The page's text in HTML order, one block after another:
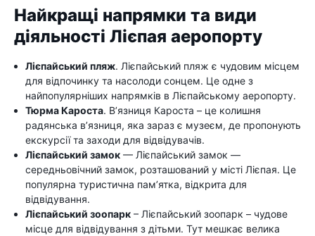
Найкращі напрямки та види
діяльності Лієпая аеропорту
Лієпайський пляж. Лієпайський пляж є чудовим місцем
для відпочинку та насолоди сонцем. Це одне з
найпопулярніших напрямків в Лієпайському аеропорту.
Тюрма Кароста. В’язниця Кароста – це колишня
радянська в’язниця, яка зараз є музеєм, де пропонують
екскурсії та заходи для відвідувачів.
Лієпайський замок — Лієпайський замок —
середньовічний замок, розташований у місті Лієпая. Це
популярна туристична пам’ятка, відкрита для
відвідування.
Лієпайський зоопарк – Лієпайський зоопарк – чудове
місце для відвідування з дітьми. Тут мешкає велика